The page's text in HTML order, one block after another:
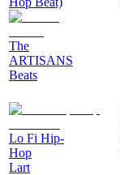
The
ARTISANS
Beats
Lo Fi Hip-
Hop
Lart